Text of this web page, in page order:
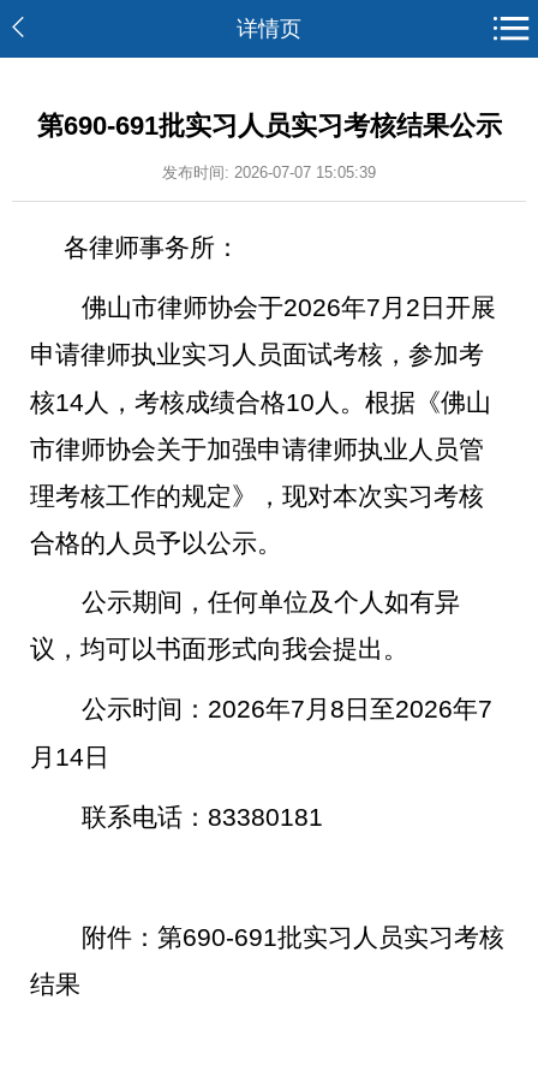
详情页
第690-691批实习人员实习考核结果公示
发布时间: 2026-07-07 15:05:39
各律师事务所：
佛山市律师协会于2026年7月 2 日开展
申请律师执业实习人员面试考核，参加考
核14人，考核成绩合格10人。 根据《佛山
市律师协会关于加强申请律师执业人员管
理考核工作的规定》，现对本次实习考核
合格的人员予以公示。
公示期间，任何单位及个人如有异
议，均可以书面形式向我会提出。
公示时间： 2026年7月 8 日至2026年7
月 14 日
联系电话： 83380181
附件：第690-691批实习人员实习考核
结果